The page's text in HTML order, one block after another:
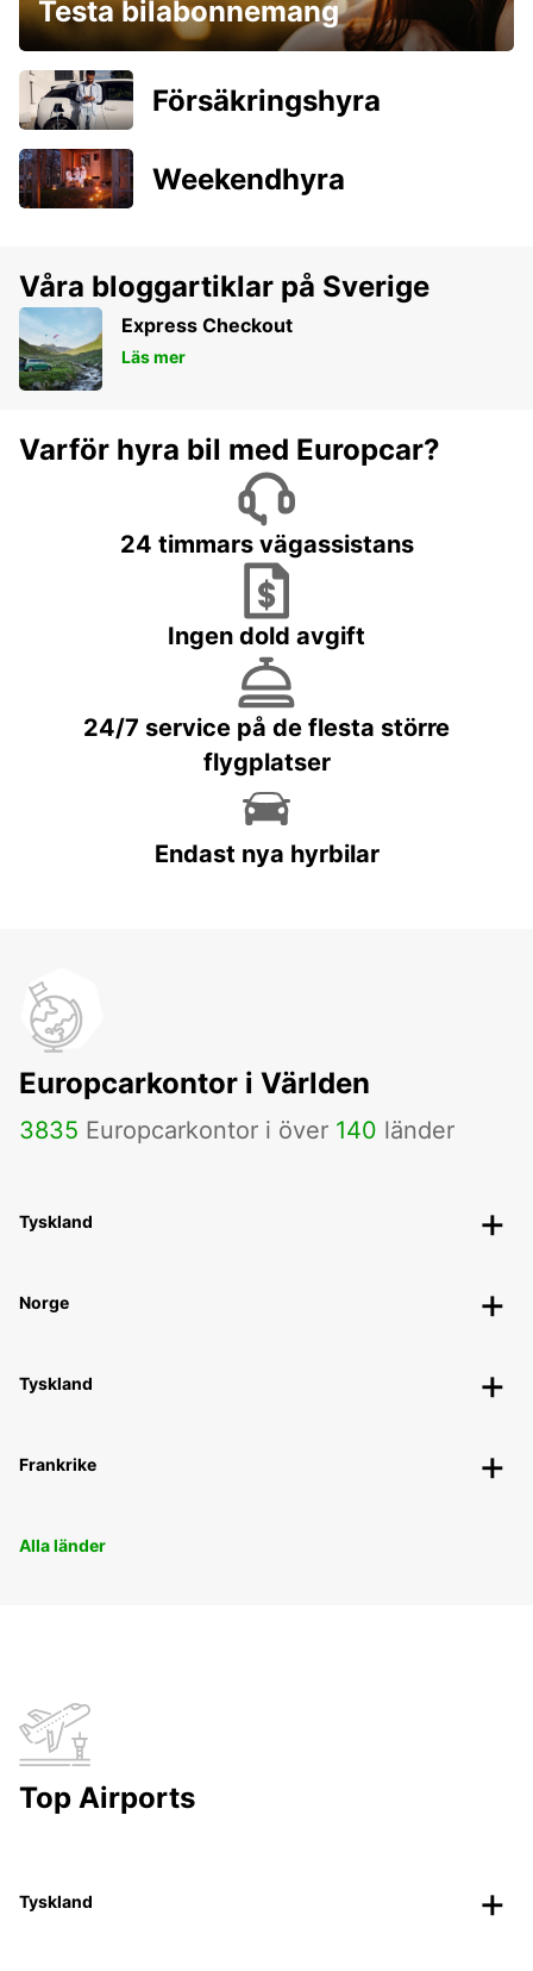
Testa bilabonnemang
Försäkringshyra
Weekendhyra
Våra bloggartiklar på Sverige
Express Checkout
Läs mer
Varför hyra bil med Europcar?
24 timmars vägassistans
Ingen dold avgift
24/7 service på de flesta större
flygplatser
Endast nya hyrbilar
Europcarkontor i Världen
3835 Europcarkontor i över 140 länder
Tyskland
Norge
Tyskland
Frankrike
Alla länder
Top Airports
Tyskland